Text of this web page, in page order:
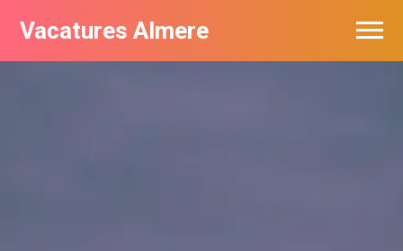
Vacatures Almere
Vacatures per bedrijf